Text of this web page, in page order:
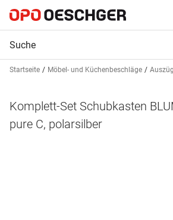
Startseite Möbel- und Küchenbeschläge
Komplett-Set Schubkasten
pure C, polarsilber